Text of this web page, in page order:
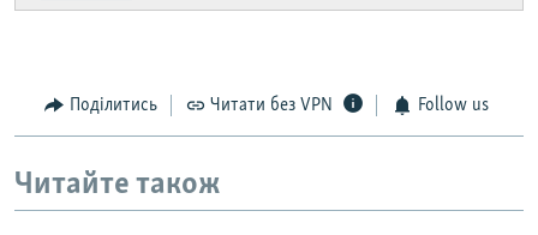
Поділитись Читати без VPN Follow us
Читайте також